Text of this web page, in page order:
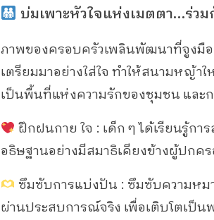
บ่มเพาะหัวใจแห่งเมตตา…ร่ว
ภาพของครอบครัวเพลินพัฒนาที่จูงมื
เตรียมมาอย่างใส่ใจ ทำให้สนามหญ้
เป็นพื้นที่แห่งความรักของชุมชน และ
ฝึกฝนกาย ใจ : เด็ก ๆ ได้เรียนรู้กา
อธิษฐานอย่างมีสมาธิเคียงข้างผู้ปกค
ซึมซับการแบ่งปัน : ซึมซับความหม
ผ่านประสบการณ์จริง เพื่อเติบโตเป็น